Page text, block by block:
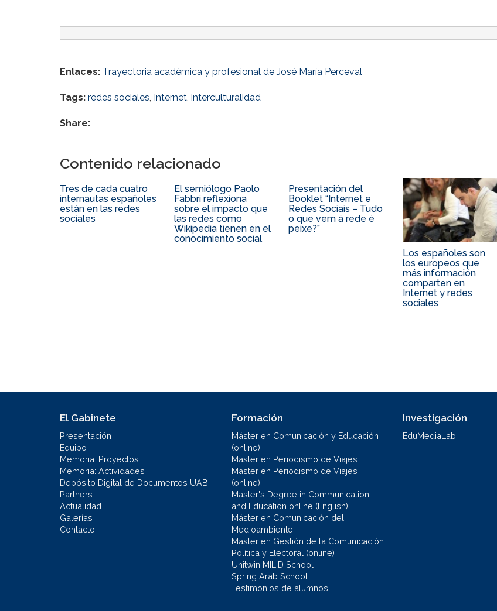
Enlaces: Trayectoria académica y profesional de José María Perceval
Tags: redes sociales, Internet, interculturalidad
Share:
Contenido relacionado
Tres de cada cuatro
internautas españoles
están en las redes
sociales
El semiólogo Paolo
Fabbri reflexiona
sobre el impacto que
las redes como
Wikipedia tienen en el
conocimiento social
Presentación del
Booklet “Internet e
Redes Sociais – Tudo
o que vem à rede é
peixe?”
Los españoles son
los europeos que
más información
comparten en
Internet y redes
sociales
El Gabinete
Presentación
Equipo
Memoria: Proyectos
Memoria: Actividades
Depósito Digital de Documentos UAB
Partners
Actualidad
Galerías
Contacto
Formación
Máster en Comunicación y Educación
(online)
Máster en Periodismo de Viajes
Máster en Periodismo de Viajes
(online)
Master's Degree in Communication
and Education online (English)
Máster en Comunicación del
Medioambiente
Máster en Gestión de la Comunicación
Política y Electoral (online)
Unitwin MILID School
Spring Arab School
Testimonios de alumnos
Investigación
EduMediaLab